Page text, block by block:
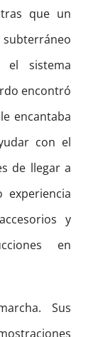
que un
el sistema
encontró
encantaba
con el
de llegar a
experiencia
y
en
Sus